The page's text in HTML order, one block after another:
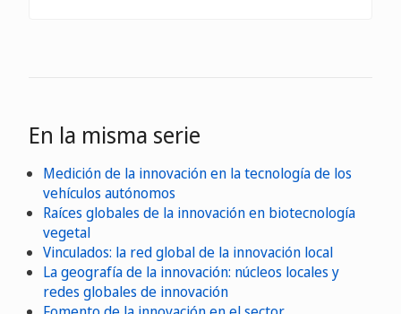
En la misma serie
Medición de la innovación en la tecnología de los
vehículos autónomos
Raíces globales de la innovación en biotecnología
vegetal
Vinculados: la red global de la innovación local
La geografía de la innovación: núcleos locales y
redes globales de innovación